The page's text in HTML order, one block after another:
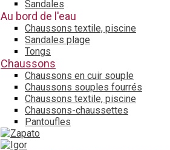
Sandales
Au bord de l'eau
Chaussons textile, piscine
Sandales plage
Tongs
Chaussons
Chaussons en cuir souple
Chaussons souples fourrés
Chaussons textile, piscine
Chaussons-chaussettes
Pantoufles